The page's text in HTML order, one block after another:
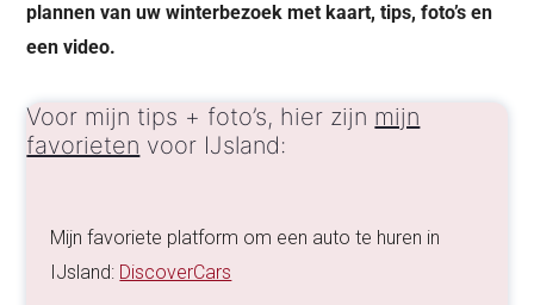
plannen van uw winterbezoek met kaart, tips, foto’s en
een video.
Voor mijn tips + foto’s, hier zijn mijn
favorieten voor IJsland:
Mijn favoriete platform om een auto te huren in
IJsland: DiscoverCars